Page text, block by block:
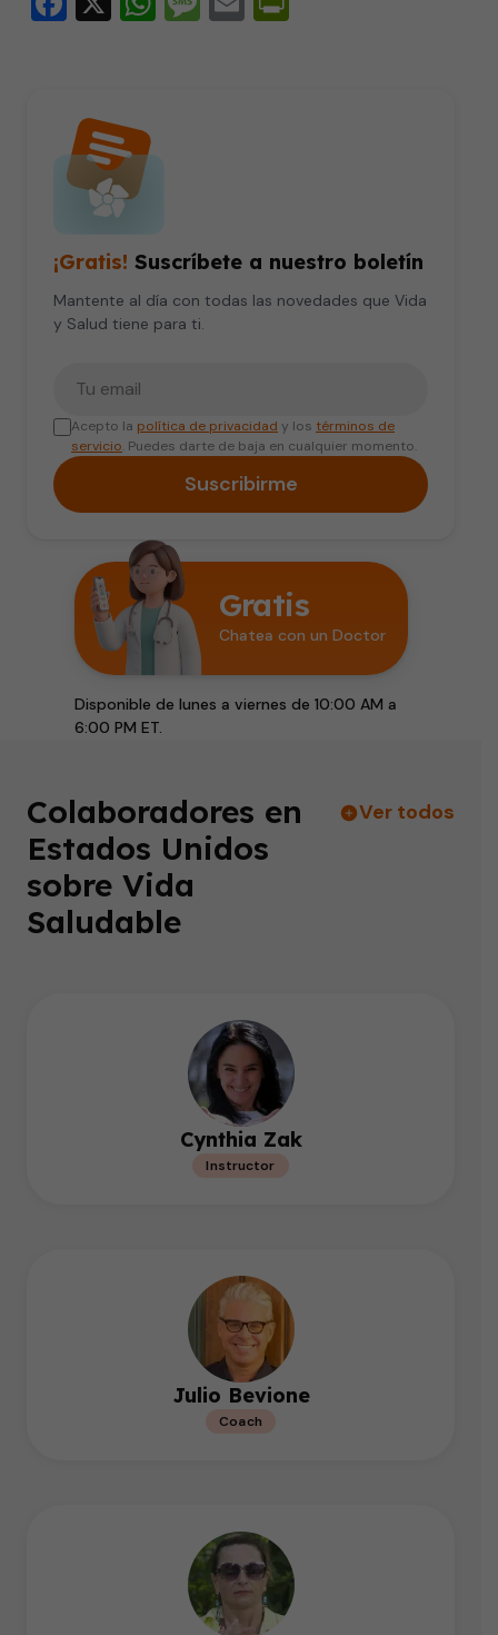
¡Gratis! Suscríbete a nuestro boletín
Mantente al día con todas las novedades que Vida
y Salud tiene para ti.
Acepto la política de privacidad y los términos de
servicio. Puedes darte de baja en cualquier momento.
Suscribirme
Gratis
Chatea con un Doctor
Disponible de lunes a viernes de 10:00 AM a
6:00 PM ET.
Colaboradores en
Estados Unidos
sobre Vida
Saludable
Ver todos
Cynthia Zak
Instructor
Julio Bevione
Coach